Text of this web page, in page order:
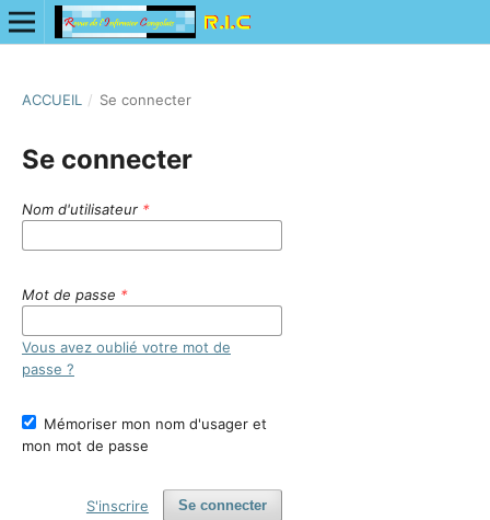
ACCUEIL / Se connecter
Se connecter
Nom d'utilisateur *
Mot de passe *
Vous avez oublié votre mot de
passe ?
Mémoriser mon nom d'usager et
mon mot de passe
Se connecter
S'inscrire